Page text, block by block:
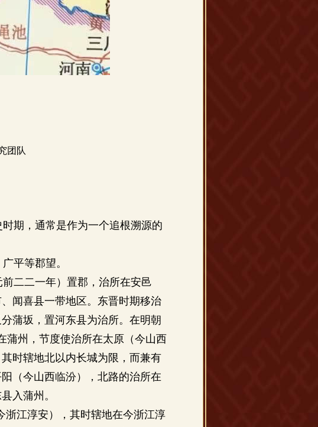
团队
期，通常是作为一个追根溯源的
平等郡望。
二二一年）置郡，治所在安邑
闻喜县一带地区。东晋时期移治
蒲坂，置河东县为治所。在明朝
蒲州，节度使治所在太原（今山西
时辖地北以内长城为限，而兼有
（今山西临汾），北路的治所在
入蒲州。
浙江淳安），其时辖地在今浙江淳